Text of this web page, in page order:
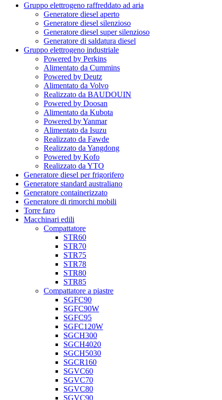
Gruppo elettrogeno raffreddato ad aria
Generatore diesel aperto
Generatore diesel silenzioso
Generatore diesel super silenzioso
Generatore di saldatura diesel
Gruppo elettrogeno industriale
Powered by Perkins
Alimentato da Cummins
Powered by Deutz
Alimentato da Volvo
Realizzato da BAUDOUIN
Powered by Doosan
Alimentato da Kubota
Powered by Yanmar
Alimentato da Isuzu
Realizzato da Fawde
Realizzato da Yangdong
Powered by Kofo
Realizzato da YTO
Generatore diesel per frigorifero
Generatore standard australiano
Generatore containerizzato
Generatore di rimorchi mobili
Torre faro
Macchinari edili
Compattatore
STR60
STR70
STR75
STR78
STR80
STR85
Compattatore a piastre
SGFC90
SGFC90W
SGFC95
SGFC120W
SGCH300
SGCH4020
SGCH5030
SGCR160
SGVC60
SGVC70
SGVC80
SGVC90